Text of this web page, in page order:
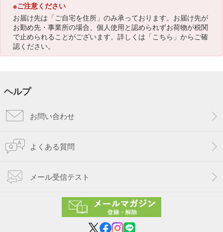
※ご注意ください
お届け先は「ご自宅を住所」のみ承っております。お届け先が
お勤め先・事業所の場合、個人使用と認められずお荷物が税関
で止められることがございます。詳しくは「こちら 」からご確
認ください。
ヘルプ
お問い合わせ
よくある質問
メール受信テスト